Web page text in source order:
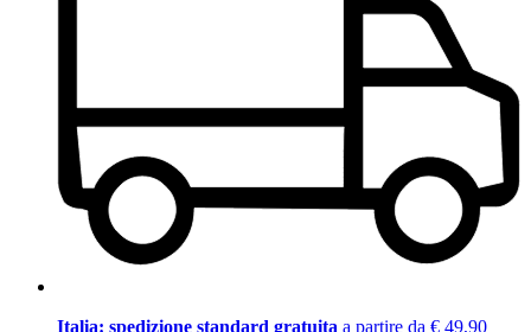
Italia: spedizione standard gratuita a partire da € 49,90